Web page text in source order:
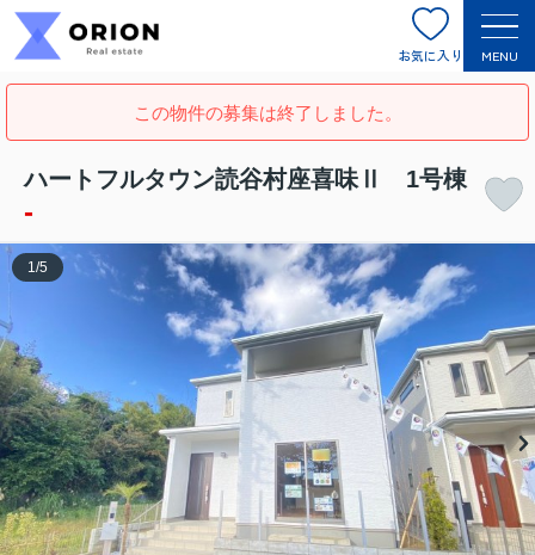
お気に入り MENU
この物件の募集は終了しました。
ハートフルタウン読谷村座喜味Ⅱ 1号棟
-
1 /5